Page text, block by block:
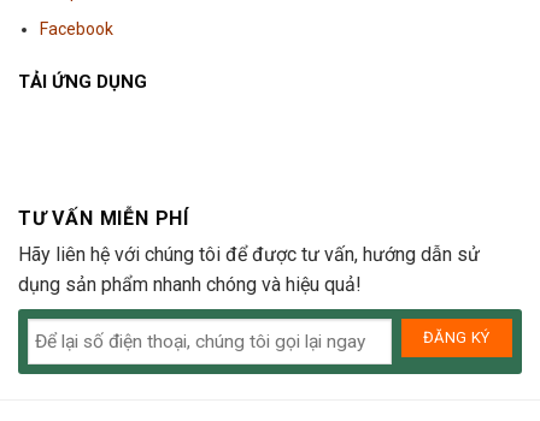
Facebook
TẢI ỨNG DỤNG
TƯ VẤN MIỄN PHÍ
Hãy liên hệ với chúng tôi để được tư vấn, hướng dẫn sử
dụng sản phẩm nhanh chóng và hiệu quả!